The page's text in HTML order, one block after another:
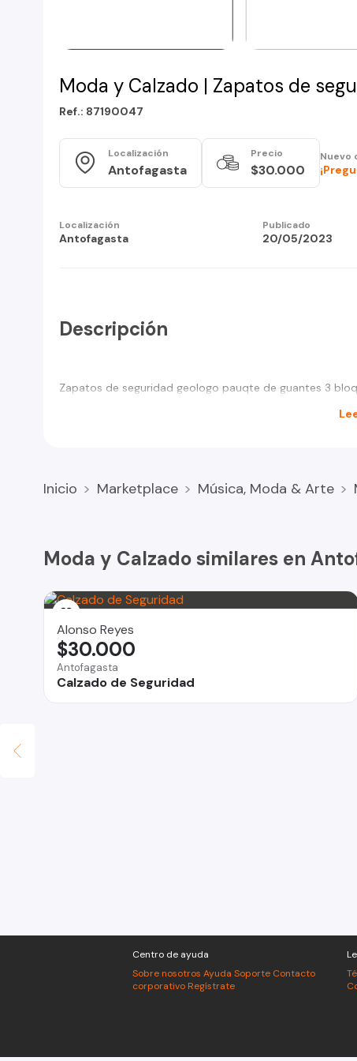
Moda y Calzado | Zapatos de
Ref.: 87190047
Localización
Antofagasta
Precio
$30.000
Nuevo
Localización
Antofagasta
Publicado
20/05/2023
Descripción
Zapatos de seguridad geologo pauqte de guantes 3
Inicio Marketplace Música, Moda & Arte
Moda y Calzado similares en
Alonso Reyes
Antofagasta
Calzado de Seguridad
$30.000
Centro de ayuda
Sobre nosotros Ayuda Soporte Contacto
corporativo Regístrate